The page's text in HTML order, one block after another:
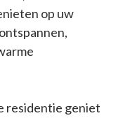
op uw
residentie geniet